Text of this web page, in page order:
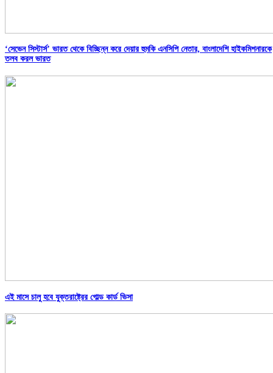
‘সেভেন সিস্টার্স’ ভারত থেকে বিচ্ছিন্ন করে দেয়ার হুমকি এনসিপি নেতার, বাংলাদেশি হাইকমিশনারকে
তলব করল ভারত
এই মাসে চালু হবে যুক্তরাষ্ট্রের গোল্ড কার্ড ভিসা